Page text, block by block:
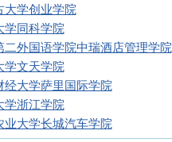
大学创业学院
学同科学院
二外国语学院中瑞酒店管理学院
学文天学院
经大学萨里国际学院
学浙江学院
业大学长城汽车学院